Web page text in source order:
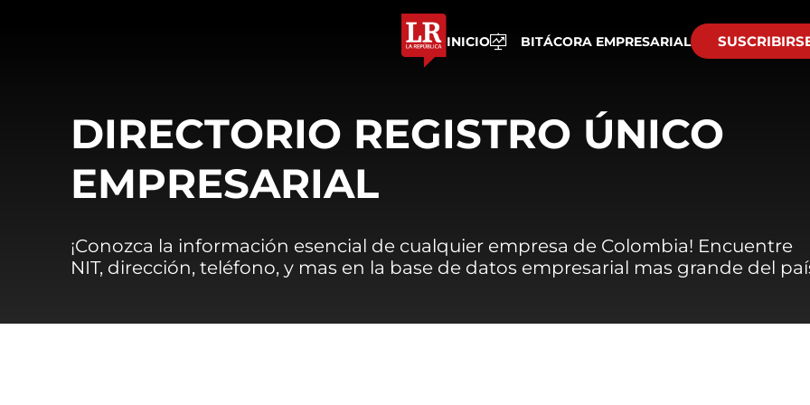
INICIO BITÁCORA EMPRESARIAL
DIRECTORIO REGISTRO ÚNICO
EMPRESARIAL
¡Conozca la información esencial de cualquier empresa de Colombia! Encuentre
NIT, dirección, teléfono, y mas en la base de datos empresarial mas grande del